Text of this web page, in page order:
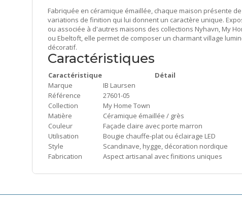
rouge
Fabriquée en céramique émaillée, chaque maison présente
variations de finition qui lui donnent un caractère unique.
ou associée à d'autres maisons des collections Nyhavn, My
ou Ebeltoft, elle permet de composer un charmant village
décoratif.
Caractéristiques
Caractéristique
Détail
Marque
IB Laursen
Référence
27601-05
Collection
My Home Town
Matière
Céramique émaillée / grès
Couleur
Façade claire avec porte marron
Utilisation
Bougie chauffe-plat ou éclairage LED
Style
Scandinave, hygge, décoration nordique
Fabrication
Aspect artisanal avec finitions uniques